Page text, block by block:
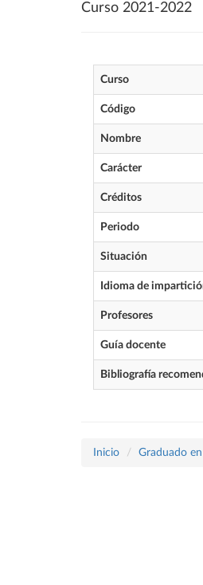
Curso 2021-2022
Curso
Código
Nombre
Carácter
Créditos
Periodo
Situación
Idioma de
Profesores
Guía docente
Bibliografía
Inicio Graduado